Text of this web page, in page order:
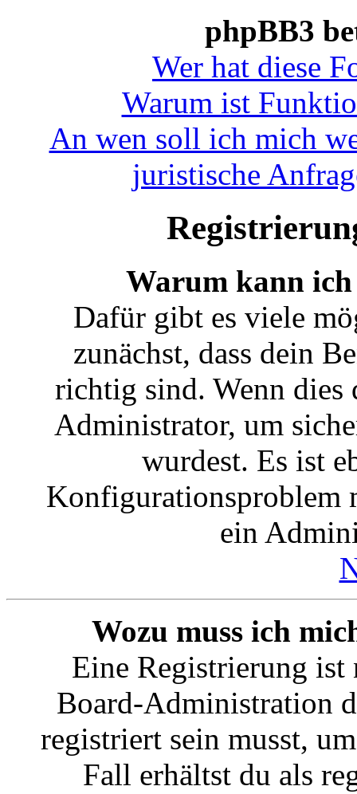
phpBB3
Wer hat diese
Warum ist
An wen soll ich mich
juristische
Warum kann
Dafür gibt es viele
zunächst, dass dein
richtig sind. Wenn dies
Administrator, um
wurdest. Es ist
Konfigurationsproblem
ein
Wozu muss ich
Eine Registrierung
Board-Administration
registriert sein musst,
Fall erhältst du als